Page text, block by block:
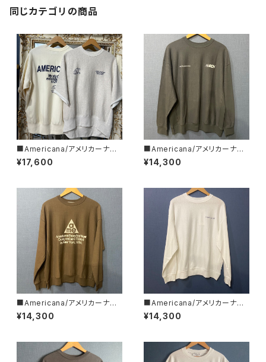
同じカテゴリの商品
■Americana/アメリカーナ■
カットオフ・リバースウィーブ ■
BRF-802A/2■
¥17,600
■Americana/アメリカーナ■
リバースウィーブ L/S T■BRF-
752A/2■
¥14,300
■Americana/アメリカーナ■
リバースウィーブ L/S T■BRF-
752A/３■
¥14,300
■Americana/アメリカーナ■
リバースウィーブ L/S T■BRF-
752A/1■
¥14,300